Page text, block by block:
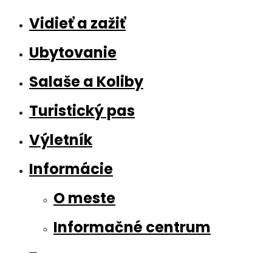
Vidieť a zažiť
Ubytovanie
Salaše a Koliby
Turistický pas
Výletník
Informácie
O meste
Informačné centrum